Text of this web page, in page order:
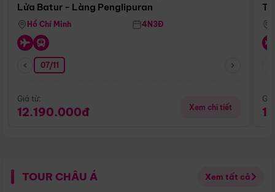
Lửa Batur - Làng Penglipuran
Hồ Chí Minh 4N3Đ
07/11
Giá từ:
12.190.000đ Xem chi tiết
TOUR CHÂU Á Xem tất cả
Điểm nổi bật